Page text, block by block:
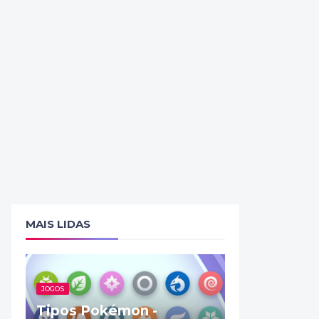
MAIS LIDAS
JOGOS
Tipos Pokémon -